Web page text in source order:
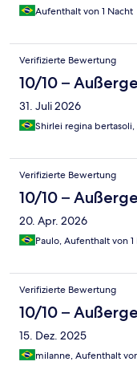
Aufenthalt von 1 Nacht
Verifizierte Bewertung
10/10 –
31. Juli 2026
Shirlei regina
Verifizierte Bewertung
10/10 –
20. Apr. 2026
Paulo, Aufenthalt von 1
Verifizierte Bewertung
10/10 –
15. Dez. 2025
milanne, Aufenthalt